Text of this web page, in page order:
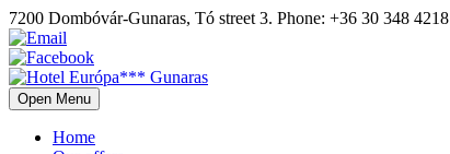
7200 Dombóvár-Gunaras, Tó street 3. Phone: +36 30 348 4218
Open Menu
Home